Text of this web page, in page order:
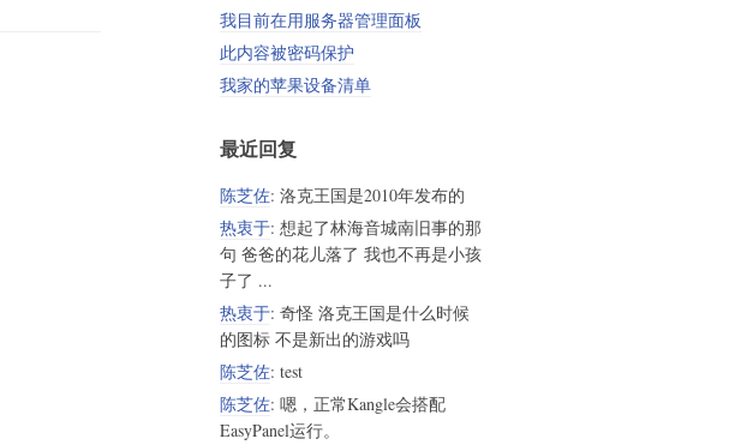
我目前在用服务器管理面板
此内容被密码保护
我家的苹果设备清单
最近回复
陈芝佐: 洛克王国是2010年发布的
热衷于: 想起了林海音城南旧事的那
句 爸爸的花儿落了 我也不再是小孩
子了 ...
热衷于: 奇怪 洛克王国是什么时候
的图标 不是新出的游戏吗
陈芝佐: test
陈芝佐: 嗯，正常Kangle会搭配
EasyPanel运行。